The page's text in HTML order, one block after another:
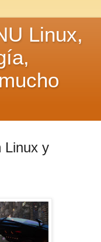
Linux,
Linux y